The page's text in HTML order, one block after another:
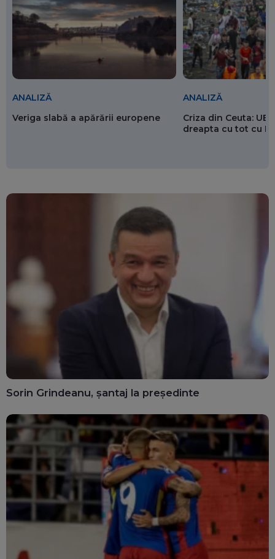
ANALIZĂ
Veriga slabă a apărării europene
ANALIZĂ
Criza din Ceuta: UE
dreapta cu tot cu
Sorin Grindeanu, șantaj la președinte